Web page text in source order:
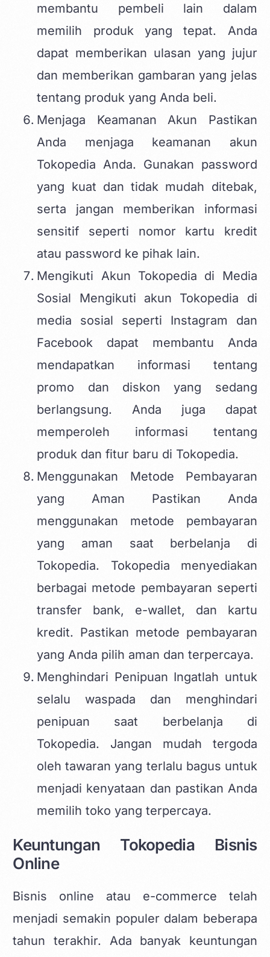
membantu pembeli lain dalam
memilih produk yang tepat. Anda
dapat memberikan ulasan yang jujur
dan memberikan gambaran yang jelas
tentang produk yang Anda beli.
Menjaga Keamanan Akun Pastikan
Anda menjaga keamanan akun
Tokopedia Anda. Gunakan password
yang kuat dan tidak mudah ditebak,
serta jangan memberikan informasi
sensitif seperti nomor kartu kredit
atau password ke pihak lain.
Mengikuti Akun Tokopedia di Media
Sosial Mengikuti akun Tokopedia di
media sosial seperti Instagram dan
Facebook dapat membantu Anda
mendapatkan informasi tentang
promo dan diskon yang sedang
berlangsung. Anda juga dapat
memperoleh informasi tentang
produk dan fitur baru di Tokopedia.
Menggunakan Metode Pembayaran
yang Aman Pastikan Anda
menggunakan metode pembayaran
yang aman saat berbelanja di
Tokopedia. Tokopedia menyediakan
berbagai metode pembayaran seperti
transfer bank, e-wallet, dan kartu
kredit. Pastikan metode pembayaran
yang Anda pilih aman dan terpercaya.
Menghindari Penipuan Ingatlah untuk
selalu waspada dan menghindari
penipuan saat berbelanja di
Tokopedia. Jangan mudah tergoda
oleh tawaran yang terlalu bagus untuk
menjadi kenyataan dan pastikan Anda
memilih toko yang terpercaya.
Keuntungan Tokopedia Bisnis
Online
Bisnis online atau e-commerce telah
menjadi semakin populer dalam beberapa
tahun terakhir. Ada banyak keuntungan